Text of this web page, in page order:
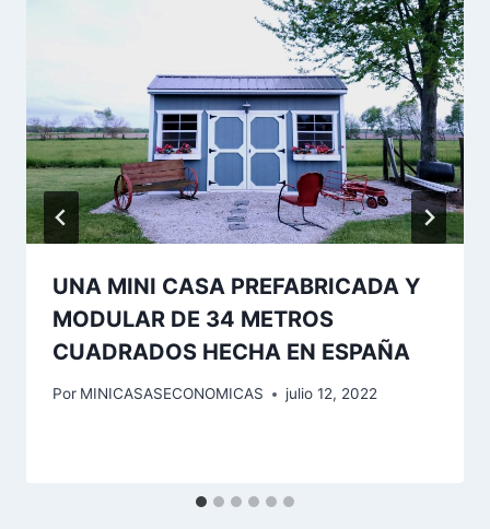
UNA MINI CASA PREFABRICADA Y
MODULAR DE 34 METROS
CUADRADOS HECHA EN ESPAÑA
Por MINICASASECONOMICAS julio 12, 2022